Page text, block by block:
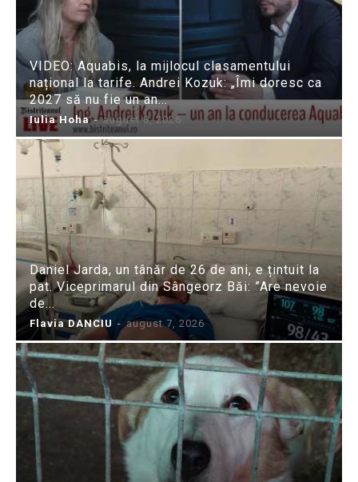
VIDEO: Aquabis, la mijlocul clasamentului
național la tarife. Andrei Kozuk: „Îmi doresc ca
2027 să nu fie un an...
Iulia Hoha - august 8, 2026
Daniel Jarda, un tânăr de 26 de ani, e țintuit la
pat. Viceprimarul din Sângeorz Băi: ”Are nevoie
de...
Flavia DANCIU - august 7, 2026